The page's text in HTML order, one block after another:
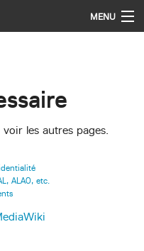
MENU
les autres pages.
ALAO, etc.